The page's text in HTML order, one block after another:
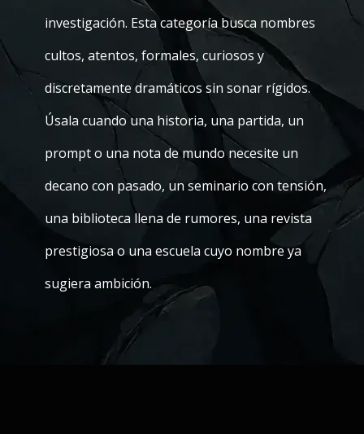
investigación. Esta categoría busca nombres
cultos, atentos, formales, curiosos y
discretamente dramáticos sin sonar rígidos.
Úsala cuando una historia, una partida, un
prompt o una nota de mundo necesite un
decano con pasado, un seminario con tensión,
una biblioteca llena de rumores, una revista
prestigiosa o una escuela cuyo nombre ya
sugiera ambición.